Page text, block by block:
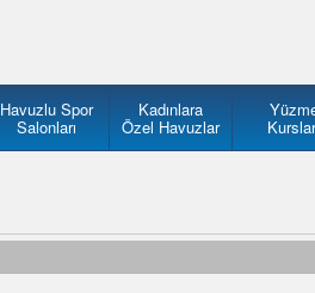
Havuzlu Spor
Salonları
Kadınlara
Özel Havuzlar